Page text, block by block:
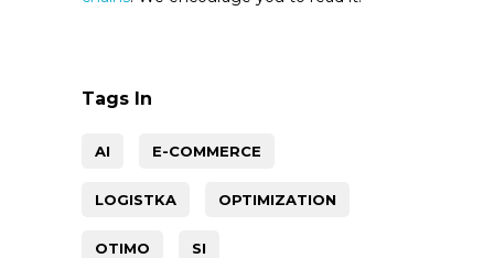
Tags In
AI E-COMMERCE
LOGISTKA OPTIMIZATION
OTIMO SI